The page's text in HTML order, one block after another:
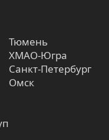
Тюмень
ХМАО-Югра
Санкт-Петербург
Омск